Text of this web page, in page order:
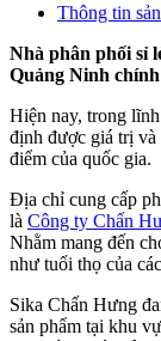
Thông tin
Nhà phân phối sỉ
Quảng Ninh
Hiện nay, trong
định được giá trị
điểm của quốc gia.
Địa chỉ cung cấp
là Công ty Chấn
Nhằm mang đến
như tuổi thọ của
Sika Chấn Hưng
sản phẩm tại khu